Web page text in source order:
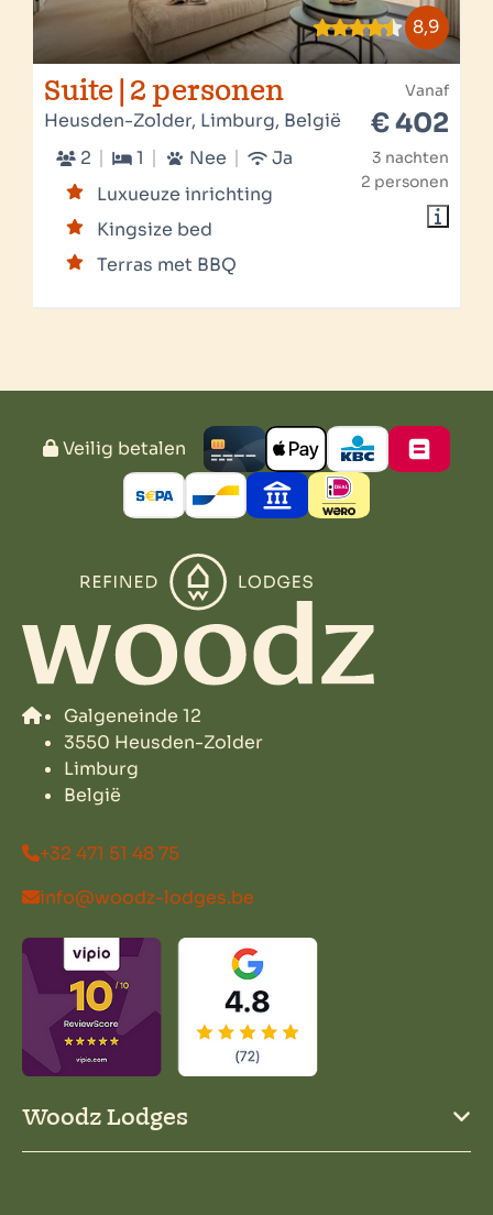
8,9
Vanaf
€ 402
3 nachten
2 personen
Suite | 2 personen
Heusden-Zolder, Limburg, België
2
1 Nee
Ja
Luxueuze inrichting
Kingsize bed
Terras met BBQ
Veilig betalen
Galgeneinde 12
3550 Heusden-Zolder
Limburg
België
+32 471 51 48 75
info@woodz-lodges.be
Woodz Lodges